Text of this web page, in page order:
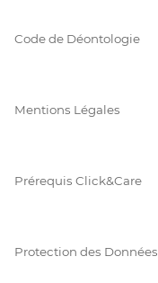
Code de Déontologie
Mentions Légales
Prérequis Click&Care
Protection des Données